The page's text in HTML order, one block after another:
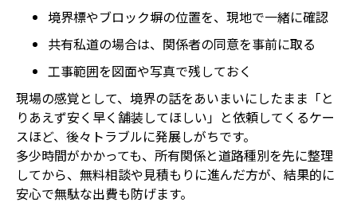
境界標やブロック塀の位置を、現地で一緒に確認
共有私道の場合は、関係者の同意を事前に取る
工事範囲を図面や写真で残しておく
現場の感覚として、境界の話をあいまいにしたまま「と
りあえず安く早く舗装してほしい」と依頼してくるケー
スほど、後々トラブルに発展しがちです。
多少時間がかかっても、所有関係と道路種別を先に整理
してから、無料相談や見積もりに進んだ方が、結果的に
安心で無駄な出費も防げます。